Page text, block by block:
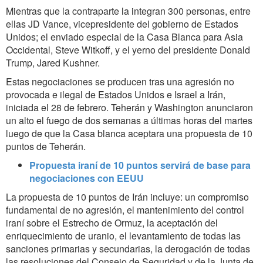
Mientras que la contraparte la integran 300 personas, entre
ellas JD Vance, vicepresidente del gobierno de Estados
Unidos; el enviado especial de la Casa Blanca para Asia
Occidental, Steve Witkoff, y el yerno del presidente Donald
Trump, Jared Kushner.
Estas negociaciones se producen tras una agresión no
provocada e ilegal de Estados Unidos e Israel a Irán,
iniciada el 28 de febrero. Teherán y Washington anunciaron
un alto el fuego de dos semanas a últimas horas del martes
luego de que la Casa blanca aceptara una propuesta de 10
puntos de Teherán.
Propuesta iraní de 10 puntos servirá de base para
negociaciones con EEUU
La propuesta de 10 puntos de Irán incluye: un compromiso
fundamental de no agresión, el mantenimiento del control
iraní sobre el Estrecho de Ormuz, la aceptación del
enriquecimiento de uranio, el levantamiento de todas las
sanciones primarias y secundarias, la derogación de todas